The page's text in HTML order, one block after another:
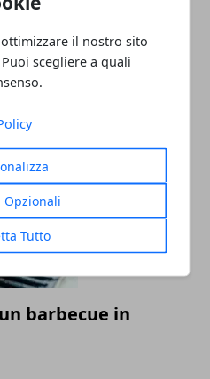
il nostro sito
scegliere a quali
Opzionali
Tutto
russo sull'Ucraina
barbecue in